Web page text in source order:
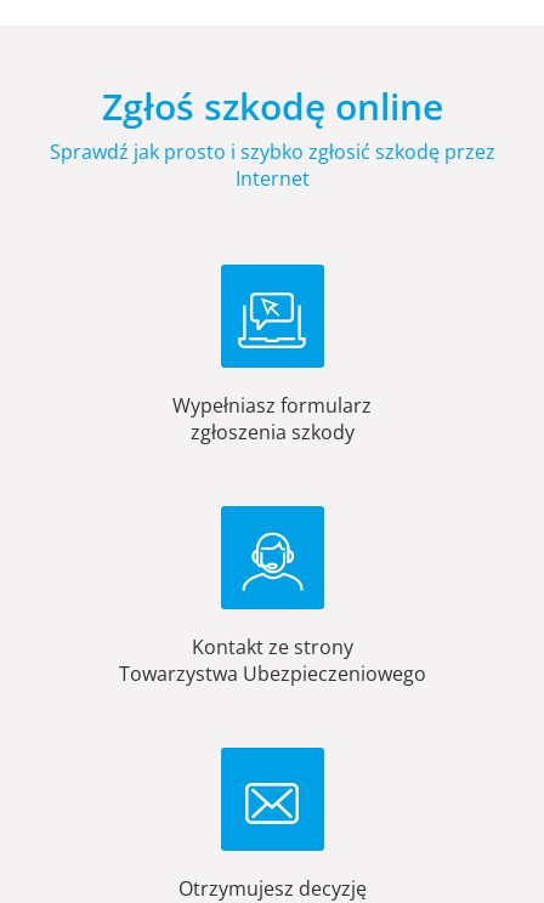
Zgłoś szkodę online
Sprawdź jak prosto i szybko zgłosić szkodę przez
Internet
Wypełniasz formularz
zgłoszenia szkody
Kontakt ze strony
Towarzystwa Ubezpieczeniowego
Otrzymujesz decyzję